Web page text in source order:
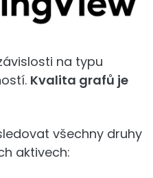
na typu
Kvalita grafů je
všechny druhy
aktivech: